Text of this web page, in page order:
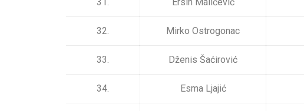
32. Mirko Ostrogonac
33. Dženis Šaćirović
34. Esma Ljajić